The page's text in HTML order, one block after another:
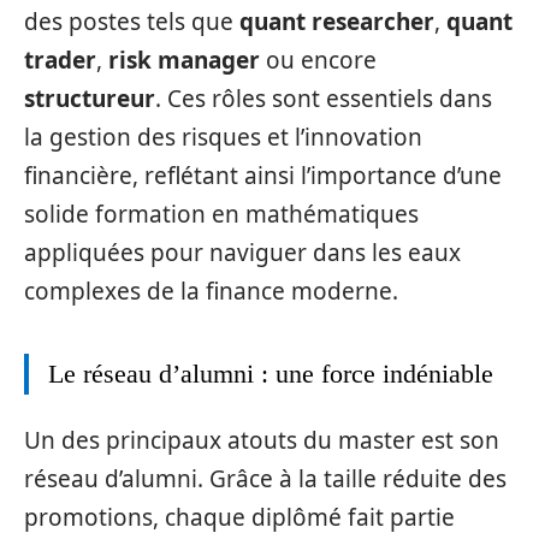
des postes tels que quant researcher, quant
trader, risk manager ou encore
structureur. Ces rôles sont essentiels dans
la gestion des risques et l’innovation
financière, reflétant ainsi l’importance d’une
solide formation en mathématiques
appliquées pour naviguer dans les eaux
complexes de la finance moderne.
Le réseau d’alumni : une force indéniable
Un des principaux atouts du master est son
réseau d’alumni. Grâce à la taille réduite des
promotions, chaque diplômé fait partie